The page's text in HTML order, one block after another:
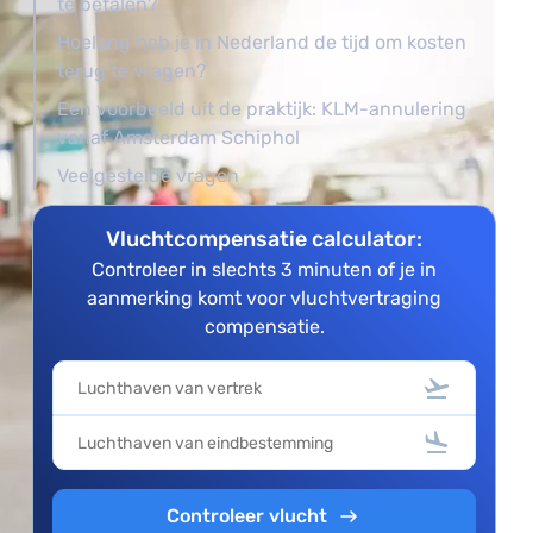
Hoelang heb je in Nederland de tijd om kosten
terug te vragen?
Een voorbeeld uit de praktijk: KLM-annulering
vanaf Amsterdam Schiphol
Veelgestelde vragen
Vluchtcompensatie calculator:
Controleer in slechts 3 minuten of je in
aanmerking komt voor vluchtvertraging
compensatie.
Controleer vlucht